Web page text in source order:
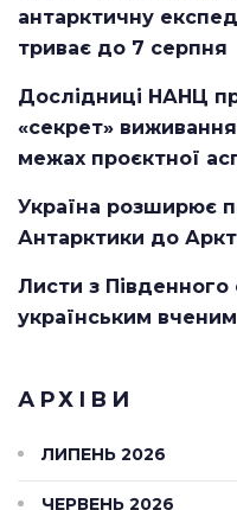
антарктичну
триває до 7 серпня
Дослідниці НАНЦ
«секрет»
межах проєктної
Україна розширює
Антарктики до
Листи з
українським
АРХІВИ
ЛИПЕНЬ 2026
ЧЕРВЕНЬ 2026